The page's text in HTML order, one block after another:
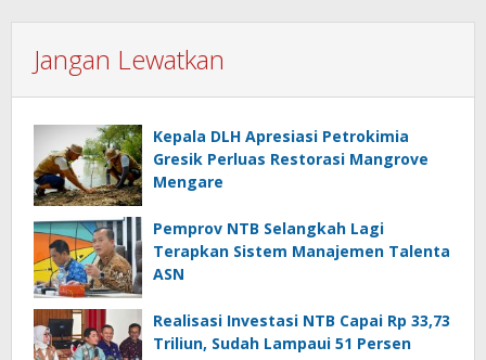
Jangan Lewatkan
Kepala DLH Apresiasi Petrokimia
Gresik Perluas Restorasi Mangrove
Mengare
Pemprov NTB Selangkah Lagi
Terapkan Sistem Manajemen Talenta
ASN
Realisasi Investasi NTB Capai Rp 33,73
Triliun, Sudah Lampaui 51 Persen